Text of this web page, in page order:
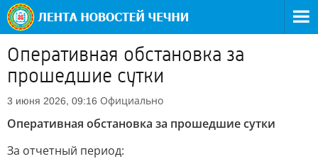
Оперативная обстановка за
прошедшие сутки
3 июня 2026, 09:16 Официально
Оперативная обстановка за прошедшие сутки
За отчетный период: